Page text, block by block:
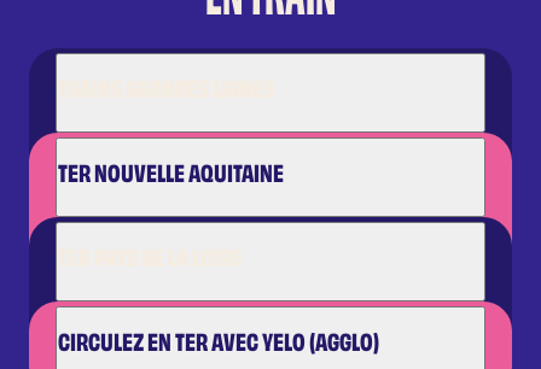
TER NOUVELLE AQUITAINE
CIRCULEZ EN TER AVEC YELO (AGGLO)